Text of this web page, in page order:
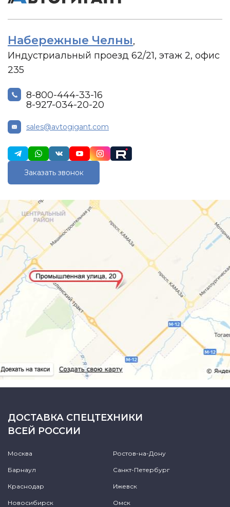
Набережные Челны,
Индустриальный проезд 62/21, этаж 2, офис
235
8-800-444-33-16
8-927-034-20-20
sales@avtogigant.com
Заказать звонок
ДОСТАВКА СПЕЦТЕХНИКИ
ВСЕЙ РОССИИ
Москва Ростов-на-Дону
Барнаул Санкт-Петербург
Краснодар Ижевск
Новосибирск Омск